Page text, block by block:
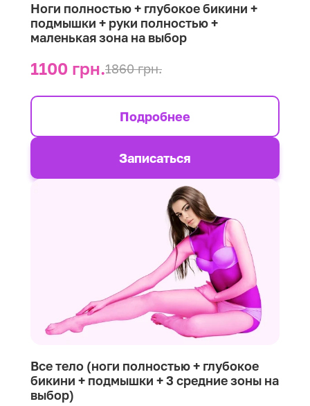
Ноги полностью + глубокое бикини +
подмышки + руки полностью +
маленькая зона на выбор
1100 грн.1860 грн.
Подробнее
Записаться
Все тело (ноги полностью + глубокое
бикини + подмышки + 3 средние зоны на
выбор)